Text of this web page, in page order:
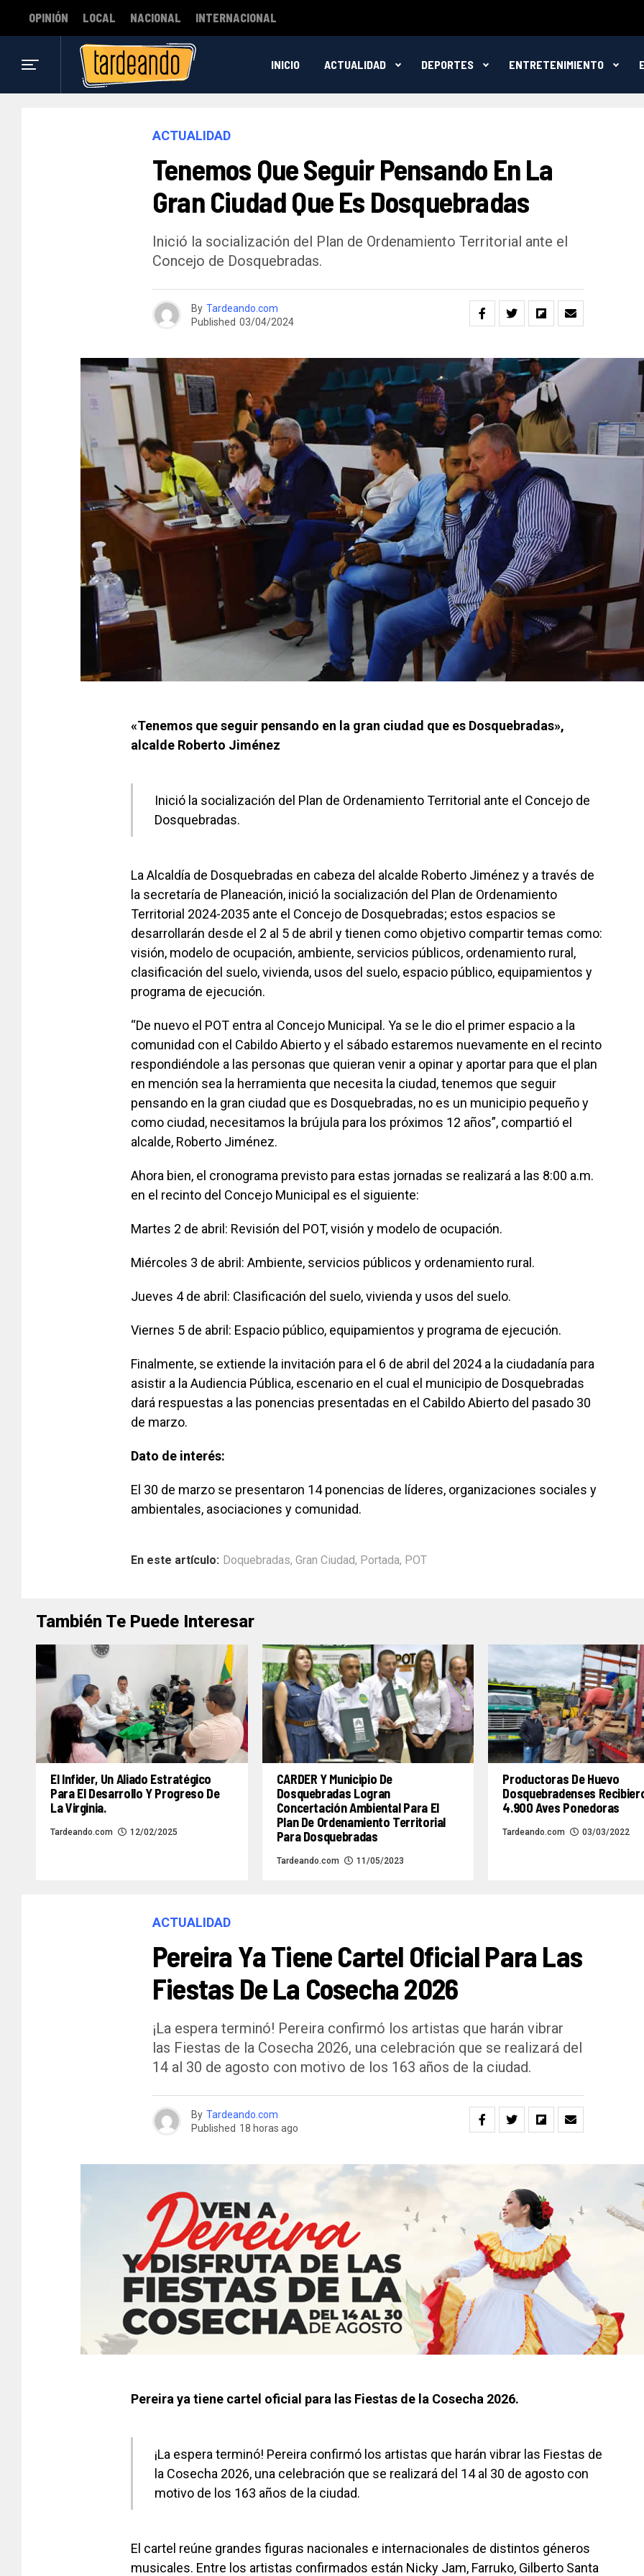
OPINIÓN LOCAL NACIONAL INTERNACIONAL
INICIO ACTUALIDAD DEPORTES ENTRETENIMIENTO
ACTUALIDAD
Tenemos Que Seguir Pensando En La
Gran Ciudad Que Es Dosquebradas
Inició la socialización del Plan de Ordenamiento Territorial ante el
Concejo de Dosquebradas.
By Tardeando.com
Published 03/04/2024
«Tenemos que seguir pensando en la gran ciudad que es Dosquebradas»,
alcalde Roberto Jiménez
Inició la socialización del Plan de Ordenamiento Territorial ante el Concejo de
Dosquebradas.
La Alcaldía de Dosquebradas en cabeza del alcalde Roberto Jiménez y a través de
la secretaría de Planeación, inició la socialización del Plan de Ordenamiento
Territorial 2024-2035 ante el Concejo de Dosquebradas; estos espacios se
desarrollarán desde el 2 al 5 de abril y tienen como objetivo compartir temas como:
visión, modelo de ocupación, ambiente, servicios públicos, ordenamiento rural,
clasificación del suelo, vivienda, usos del suelo, espacio público, equipamientos y
programa de ejecución.
“De nuevo el POT entra al Concejo Municipal. Ya se le dio el primer espacio a la
comunidad con el Cabildo Abierto y el sábado estaremos nuevamente en el recinto
respondiéndole a las personas que quieran venir a opinar y aportar para que el plan
en mención sea la herramienta que necesita la ciudad, tenemos que seguir
pensando en la gran ciudad que es Dosquebradas, no es un municipio pequeño y
como ciudad, necesitamos la brújula para los próximos 12 años”, compartió el
alcalde, Roberto Jiménez.
Ahora bien, el cronograma previsto para estas jornadas se realizará a las 8:00 a.m.
en el recinto del Concejo Municipal es el siguiente:
Martes 2 de abril: Revisión del POT, visión y modelo de ocupación.
Miércoles 3 de abril: Ambiente, servicios públicos y ordenamiento rural.
Jueves 4 de abril: Clasificación del suelo, vivienda y usos del suelo.
Viernes 5 de abril: Espacio público, equipamientos y programa de ejecución.
Finalmente, se extiende la invitación para el 6 de abril del 2024 a la ciudadanía para
asistir a la Audiencia Pública, escenario en el cual el municipio de Dosquebradas
dará respuestas a las ponencias presentadas en el Cabildo Abierto del pasado 30
de marzo.
Dato de interés:
El 30 de marzo se presentaron 14 ponencias de líderes, organizaciones sociales y
ambientales, asociaciones y comunidad.
En este artículo: Doquebradas, Gran Ciudad, Portada, POT
También Te Puede Interesar
El Infider, Un Aliado Estratégico
Para El Desarrollo Y Progreso De
La Virginia.
Tardeando.com 12/02/2025
CARDER Y Municipio De
Dosquebradas Logran
Concertación Ambiental Para El
Plan De Ordenamiento Territorial
Para Dosquebradas
Tardeando.com 11/05/2023
Productoras De Huevo
Dosquebradenses
4.900 Aves Ponedoras
Tardeando.com 03/03/2022
ACTUALIDAD
Pereira Ya Tiene Cartel Oficial Para Las
Fiestas De La Cosecha 2026
¡La espera terminó! Pereira confirmó los artistas que harán vibrar
las Fiestas de la Cosecha 2026, una celebración que se realizará del
14 al 30 de agosto con motivo de los 163 años de la ciudad.
By Tardeando.com
Published 18 horas ago
Pereira ya tiene cartel oficial para las Fiestas de la Cosecha 2026.
¡La espera terminó! Pereira confirmó los artistas que harán vibrar las Fiestas de
la Cosecha 2026, una celebración que se realizará del 14 al 30 de agosto con
motivo de los 163 años de la ciudad.
El cartel reúne grandes figuras nacionales e internacionales de distintos géneros
musicales. Entre los artistas confirmados están Nicky Jam, Farruko, Gilberto Santa